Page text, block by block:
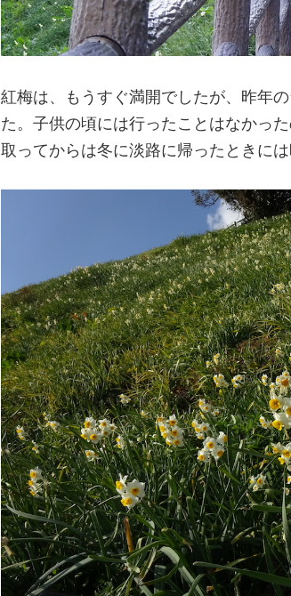
紅梅は、もうすぐ満開でしたが、昨年
た。子供の頃には行ったことはなかっ
取ってからは冬に淡路に帰ったときには